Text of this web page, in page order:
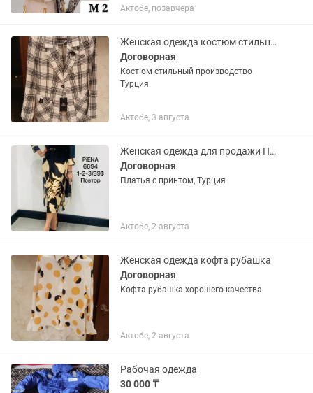
Актобе, позавчера
Женская одежда костюм стильный на весну
Договорная
Костюм стильный производство
Турция
Актобе, 3 августа
Женская одежда для продажи Платья атласный
Договорная
Платья с принтом, Турция
Актобе, 2 августа
Женская одежда кофта рубашка
Договорная
Кофта рубашка хорошего качества
Актобе, 2 августа
Рабочая одежда
30 000 ₸